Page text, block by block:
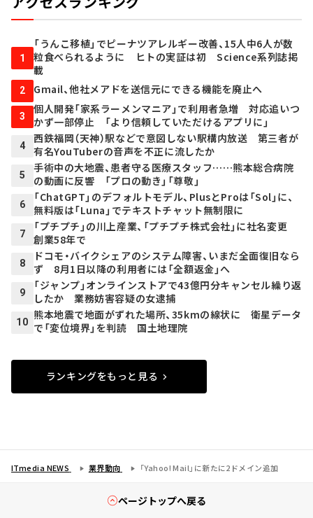
1
「うんこ移植」でピーナツアレルギー改善、15人中6人が数
粒食べられるように ヒトの実証は初 Science系列誌掲
載
2 Gmail、他社メアドを送信元にできる機能を廃止へ
3
個人開発「家系ラーメンマニア」で利用者急増 対応追いつ
かず一部停止 「より信頼していただけるアプリに」
4
西鉄福岡（天神）駅などで意図しない駅構内放送 第三者が
有名YouTuberの音声を不正に流したか
5
手術中の大地震、患者守る医療スタッフ……熊本総合病院
の動画に反響 「プロの動き」「尊敬」
6
「ChatGPT」のデフォルトモデル、PlusとProは「Sol」に、
無料版は「Luna」でテキストチャット無制限に
7
「プチプチ」の川上産業、「プチプチ株式会社」に社名変更
創業58年で
8
ドコモ・バイクシェアのシステム障害、いまだ全面復旧なら
ず 8月1日以降の利用者には「全額返金」へ
9
「ジャンプ」オンラインストアで43億円分キャンセル繰り返
したか 業務妨害容疑の女逮捕
10
熊本地震で地面がずれた場所、35kmの線状に 衛星データ
で「変位境界」を判読 国土地理院
ランキングをもっと見る
ITmedia NEWS 業界動向 「Yahoo! Mail」に新たに2ドメイン追加
ページトップへ戻る